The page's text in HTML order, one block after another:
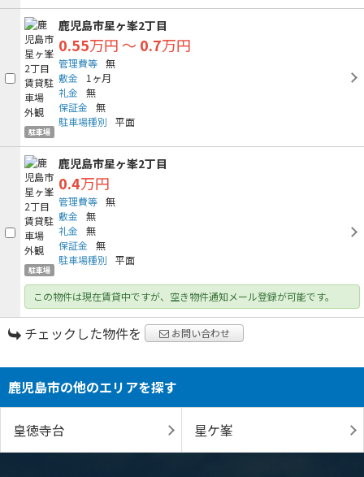
駐車場
鹿児島市星ヶ峯2丁目
0.55万円 ～ 0.7万円
管理費等 無
敷金
1ヶ月
礼金
無
保証金
無
駐車場種別
平面
駐車場
鹿児島市星ヶ峯2丁目
0.4万円
管理費等 無
敷金
無
礼金
無
保証金
無
駐車場種別
平面
この物件は現在賃貸中ですが、空き物件通知メール登録が可能です。
チェックした物件を お問い合わせ
鹿児島市の他のエリアを探す
皇徳寺台 星ケ峯